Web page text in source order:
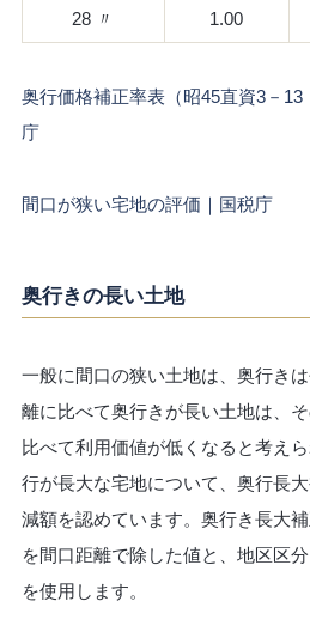
28 〃 1.00
奥行価格補正率表（昭45直資3－
庁
間口が狭い宅地の評価｜国税庁
奥行きの長い土地
一般に間口の狭い土地は、奥行き
離に比べて奥行きが長い土地は、
比べて利用価値が低くなると考え
行が長大な宅地について、奥行長
減額を認めています。奥行き長大
を間口距離で除した値と、地区区
を使用します。